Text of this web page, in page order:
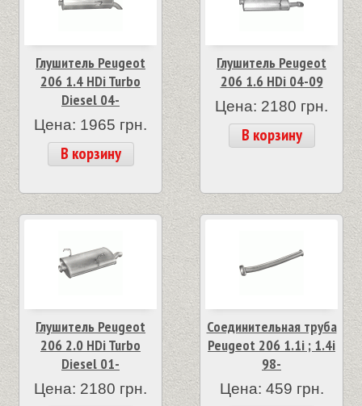
Глушитель Peugeot
206 1.4 HDi Turbo
Diesel 04-
Цена: 1965 грн.
В корзину
Глушитель Peugeot
206 1.6 HDi 04-09
Цена: 2180 грн.
В корзину
Глушитель Peugeot
206 2.0 HDi Turbo
Diesel 01-
Цена: 2180 грн.
Соединительная труба
Peugeot 206 1.1i ; 1.4i
98-
Цена: 459 грн.